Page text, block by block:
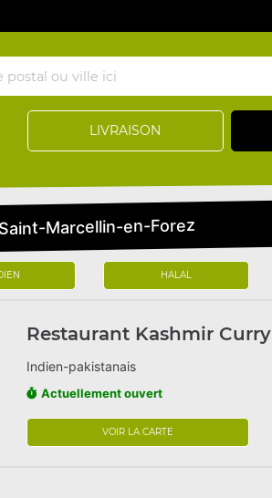
LIVRAISON
Marcellin-en-Forez
HALAL
Restaurant Kashmir Curry
Indien-pakistanais
Actuellement ouvert
VOIR LA CARTE